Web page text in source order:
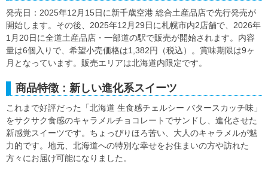
発売日：2025年12月15日に新千歳空港 総合土産品店で先行発売が
開始します。その後、2025年12月29日に札幌市内2店舗で、2026年
1月20日に全道土産品店・一部道の駅で販売が開始されます。内容
量は6個入りで、希望小売価格は1,382円（税込）。賞味期限は9ヶ
月となっています。販売エリアは北海道内限定です。
商品特徴：新しい進化系スイーツ
これまで好評だった「北海道 生食感チェルシー バタースカッチ味」
をサクサク食感のキャラメルチョコレートでサンドし、進化させた
新感覚スイーツです。ちょっぴりほろ苦い、大人のキャラメルが魅
力的です。地元、北海道への特別な幸せをお住まいの方や訪れた
方々にお届け可能になりました。